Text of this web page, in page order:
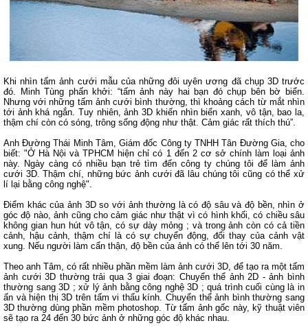
Khi nhìn tấm ảnh cưới mẫu của những đôi uyên ương đã chụp 3D trước
đó. Minh Tùng phấn khởi: “tấm ảnh này hai bạn đó chụp bên bờ biển.
Nhưng với những tấm ảnh cưới bình thường, thì khoảng cách từ mắt nhìn
tới ảnh khá ngắn. Tuy nhiên, ảnh 3D khiến nhìn biển xanh, vô tận, bao la,
thậm chí còn có sóng, trông sống động như thật. Cảm giác rất thích thú”.
Anh Đường Thái Minh Tâm, Giám đốc Công ty TNHH Tân Đường Gia, cho
biết: "Ở Hà Nội và TPHCM hiện chỉ có 1 đến 2 cơ sở chính làm loại ảnh
này. Ngày càng có nhiều bạn trẻ tìm đến công ty chúng tôi để làm ảnh
cưới 3D. Thậm chí, những bức ảnh cưới đã lâu chúng tôi cũng có thể xử
lí lại bằng công nghệ".
Điểm khác của ảnh 3D so với ảnh thường là có độ sâu và độ bền, nhìn ở
góc độ nào, ảnh cũng cho cảm giác như thật vì có hình khối, có chiều sâu
không gian hun hút vô tận, có sự dày mỏng ; và trong ảnh còn có cả tiền
cảnh, hậu cảnh, thậm chí là có sự chuyển động, đổi thay của cảnh vật
xung. Nếu người làm cẩn thận, độ bền của ảnh có thể lên tới 30 năm.
Theo anh Tâm, có rất nhiều phần mềm làm ảnh cưới 3D, để tạo ra một tấm
ảnh cưới 3D thường trải qua 3 giai đoạn: Chuyển thể ảnh 2D - ảnh bình
thường sang 3D ; xử lý ảnh bằng công nghệ 3D ; quá trình cuối cùng là in
ấn và hiện thị 3D trên tấm vi thấu kính. Chuyển thể ảnh bình thường sang
3D thường dùng phần mềm photoshop. Từ tấm ảnh gốc này, kỹ thuật viên
sẽ tạo ra 24 đến 30 bức ảnh ở những góc độ khác nhau.